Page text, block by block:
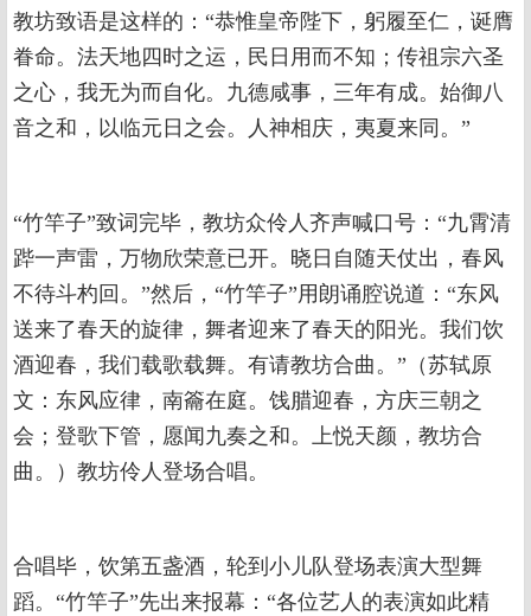
教坊致语是这样的：“恭惟皇帝陛下，躬履至仁，诞膺
眷命。法天地四时之运，民日用而不知；传祖宗六圣
之心，我无为而自化。九德咸事，三年有成。始御八
音之和，以临元日之会。人神相庆，夷夏来同。”
“竹竿子”致词完毕，教坊众伶人齐声喊口号：“九霄清
跸一声雷，万物欣荣意已开。晓日自随天仗出，春风
不待斗杓回。”然后，“竹竿子”用朗诵腔说道：“东风
送来了春天的旋律，舞者迎来了春天的阳光。我们饮
酒迎春，我们载歌载舞。有请教坊合曲。”（苏轼原
文：东风应律，南籥在庭。饯腊迎春，方庆三朝之
会；登歌下管，愿闻九奏之和。上悦天颜，教坊合
曲。）教坊伶人登场合唱。
合唱毕，饮第五盏酒，轮到小儿队登场表演大型舞
蹈。“竹竿子”先出来报幕：“各位艺人的表演如此精